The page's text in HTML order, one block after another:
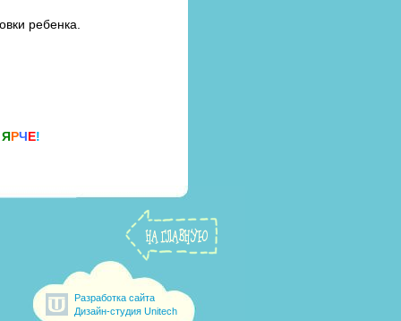
ребенка.
ЯРЧЕ!
Разработка сайта
Дизайн-студия Unitech